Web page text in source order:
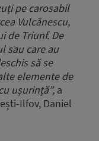
increase
or
decrease
volume.
pe carosabil
Vulcănescu,
de Triunf. De
sau care au
să se
elemente de
ușurință”, a
Ilfov, Daniel